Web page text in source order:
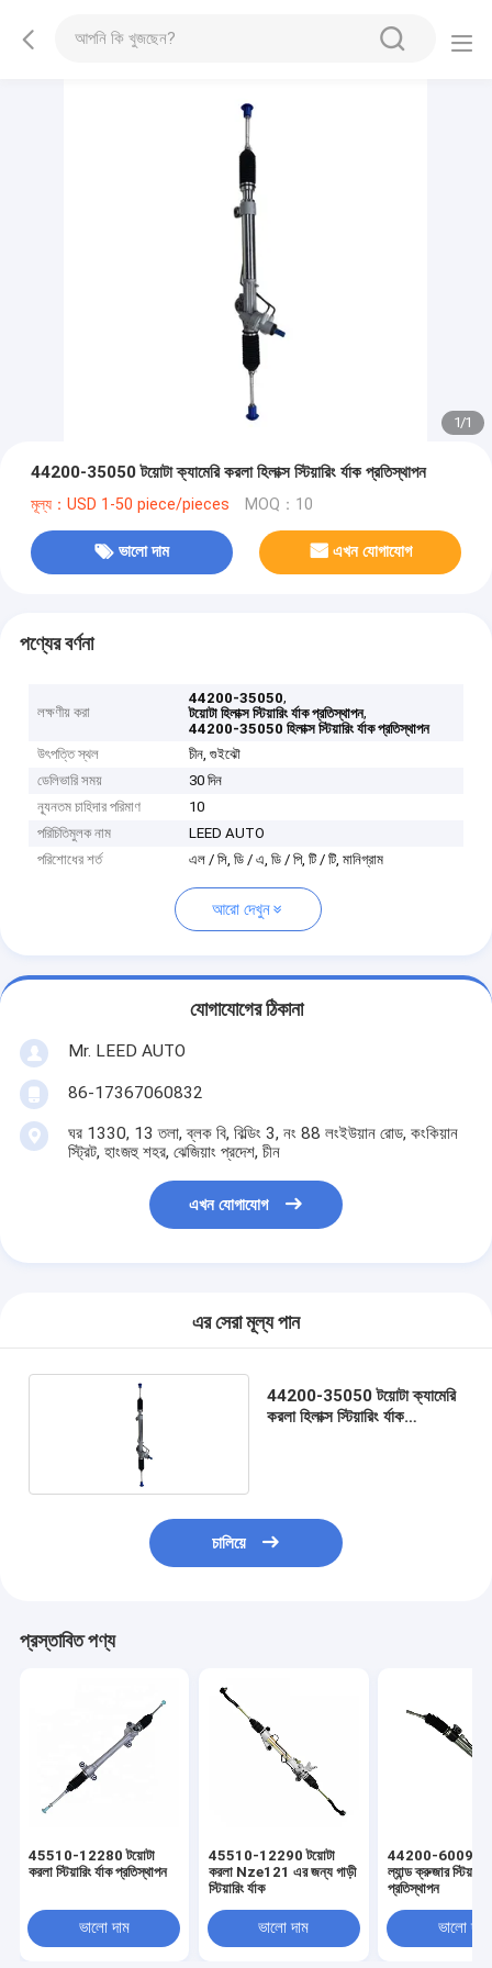
1/1
44200-35050 টয়োটা ক্যামেরি করলা হিলাক্স স্টিয়ারিং র্যাক প্রতিস্থাপন
মূল্য：USD 1-50 piece/pieces MOQ：10
ভালো দাম এখন যোগাযোগ
পণ্যের বর্ণনা
লক্ষণীয় করা
44200-35050,
টয়োটা হিলাক্স স্টিয়ারিং র্যাক প্রতিস্থাপন,
44200-35050 হিলাক্স স্টিয়ারিং র্যাক প্রতিস্থাপন
উৎপত্তি স্থল
চীন, গুইঝৌ
ডেলিভারি সময়
30 দিন
ন্যূনতম চাহিদার পরিমাণ
10
পরিচিতিমুলক নাম
LEED AUTO
পরিশোধের শর্ত
এল / সি, ডি / এ, ডি / পি, টি / টি, মানিগ্রাম
আরো দেখুন
যোগাযোগের ঠিকানা
Mr. LEED AUTO
86-17367060832
ঘর 1330, 13 তলা, ব্লক বি, বিল্ডিং 3, নং 88 লংইউয়ান রোড, কংকিয়ান
স্ট্রিট, হাংজহু শহর, ঝেজিয়াং প্রদেশ, চীন
এখন যোগাযোগ
এর সেরা মূল্য পান
44200-35050 টয়োটা ক্যামেরি
করলা হিলাক্স স্টিয়ারিং র্যাক
চালিয়ে
প্রস্তাবিত পণ্য
45510-12280 টয়োটা
করলা স্টিয়ারিং র্যাক প্রতিস্থাপন
ভালো দাম
45510-12290 টয়োটা
করলা Nze121 এর জন্য গাড়ী
স্টিয়ারিং র্যাক
ভালো দাম
44200-60090
ল্যান্ড ক্রুজার স্টিয়ারিং
প্রতিস্থাপন
ভালো দাম